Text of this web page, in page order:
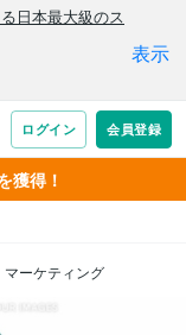
獲得！
マーケティング